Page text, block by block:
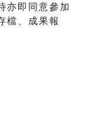
亦即同意參加
檔、成果報